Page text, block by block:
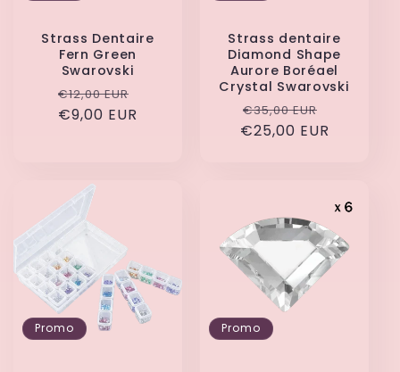
Strass Dentaire
Fern Green
Swarovski
Prix
habituel
€12,00 EUR
promotionnel
€9,00 EUR
Strass dentaire
Diamond Shape
Aurore Boréael
Crystal Swarovski
Prix
habituel
€35,00 EUR
€25,00 EUR
Promo Promo